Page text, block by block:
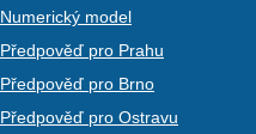
Numerický model
Předpověď pro Prahu
Předpověď pro Brno
Předpověď pro Ostravu